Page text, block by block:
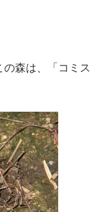
の森は、「コミ